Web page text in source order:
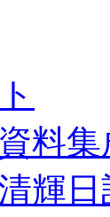
料集
輝日